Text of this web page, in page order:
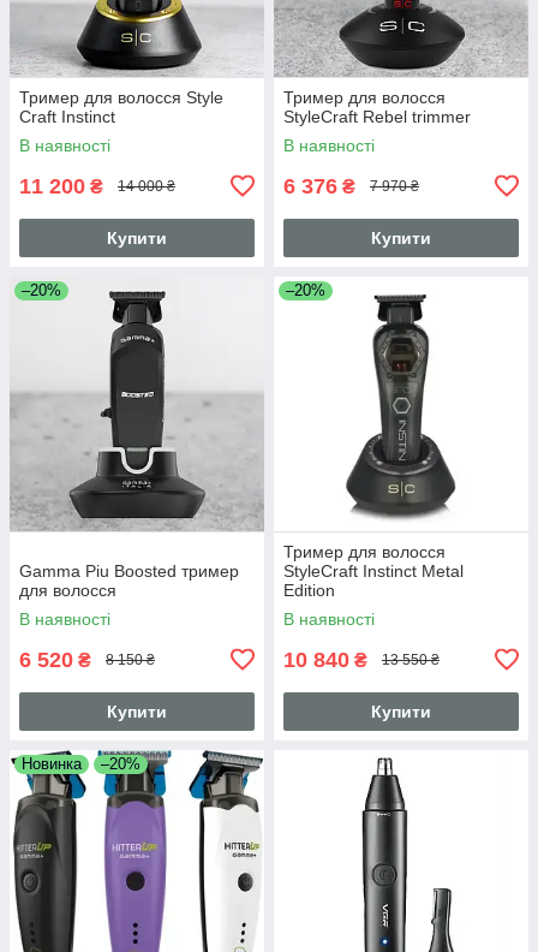
Тример для волосся Style
Craft Instinct
В наявності
11 200 ₴ 14 000 ₴
Купити
Тример для волосся
StyleCraft Rebel trimmer
В наявності
6 376 ₴ 7 970 ₴
Купити
–20%
Gamma Piu Boosted тример
для волосся
В наявності
6 520 ₴ 8 150 ₴
Купити
–20%
Тример для волосся
StyleCraft Instinct Metal
Edition
В наявності
10 840 ₴ 13 550 ₴
Купити
Новинка –20%